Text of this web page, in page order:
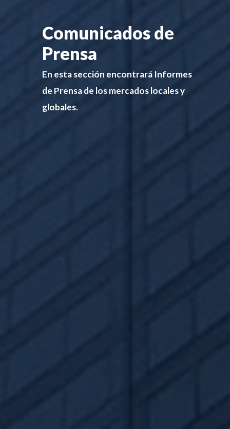
Comunicados de
Prensa
En esta sección encontrará Informes
de Prensa de los mercados locales y
globales.